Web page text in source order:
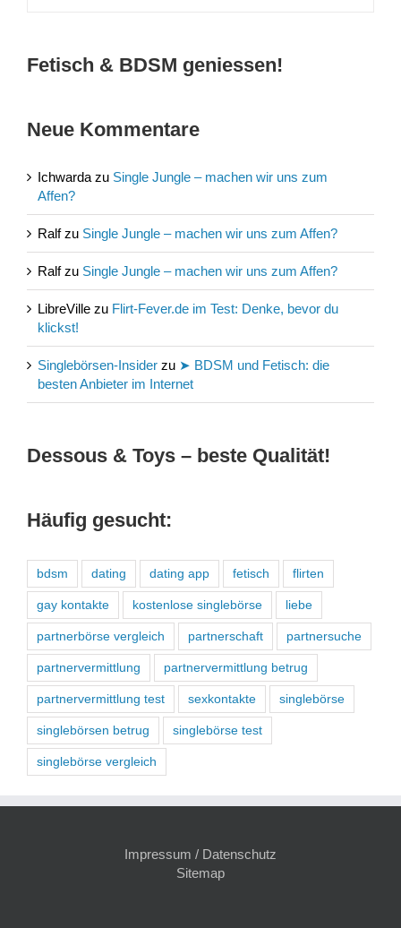
Fetisch & BDSM geniessen!
Neue Kommentare
Ichwarda zu Single Jungle – machen wir uns zum
Affen?
Ralfzu Single Jungle – machen wir uns zum Affen?
Ralfzu Single Jungle – machen wir uns zum Affen?
LibreVille zu Flirt-Fever.de im Test: Denke, bevor du
klickst!
Singlebörsen-Insider zu ➤ BDSM und Fetisch: die
besten Anbieter im Internet
Dessous & Toys – beste Qualität!
Häufig gesucht:
bdsm dating dating app fetisch flirten
gay kontakte kostenlose singlebörse liebe
partnerbörse vergleich partnerschaft partnersuche
partnervermittlung partnervermittlung betrug
partnervermittlung test sexkontakte singlebörse
singlebörsen betrug singlebörse test
singlebörse vergleich
Impressum / Datenschutz
Sitemap